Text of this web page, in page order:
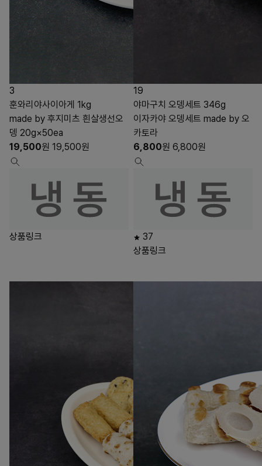
3
훈와리야사이아게 1kg
made by 후지미츠 흰살생선오
뎅 20g×50ea
19,500원 19,500원
상품링크
19
야마구치 오뎅세트 346g
이자카야 오뎅세트 made by 오
카토라
6,800원 6,800원
37
상품링크